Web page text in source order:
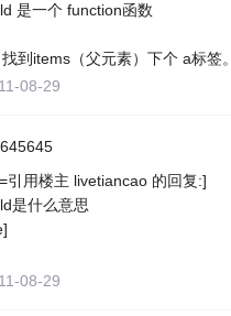
是一个 function函数
到items（父元素）下个 a标签。
08-29
引用楼主 livetiancao 的回复:]
是什么意思
08-29